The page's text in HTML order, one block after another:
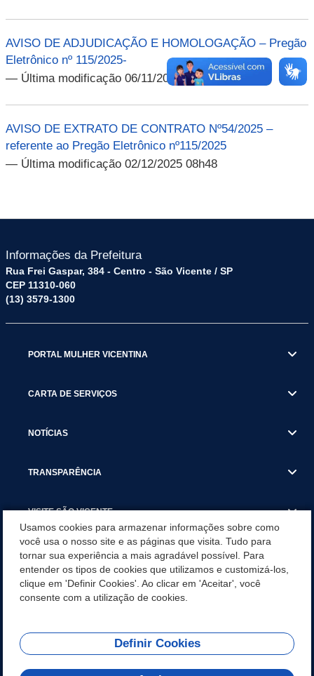
AVISO DE ADJUDICAÇÃO E HOMOLOGAÇÃO – Pregão
Eletrônico nº 115/2025-
— Última modificação 06/11/2025 08h42
AVISO DE EXTRATO DE CONTRATO Nº54/2025 –
referente ao Pregão Eletrônico nº115/2025
— Última modificação 02/12/2025 08h48
Informações da Prefeitura
Rua Frei Gaspar, 384 - Centro - São Vicente / SP
CEP 11310-060
(13) 3579-1300
PORTAL MULHER VICENTINA
CARTA DE SERVIÇOS
NOTÍCIAS
TRANSPARÊNCIA
VISITE SÃO VICENTE
SÃO VICENTE REFORÇA REDE DE PROTEÇÃO ÀS MULHERES
DURANTE O AGOSTO LILÁS COM AÇÕES DE
CONSCIENTIZAÇÃO E ACOLHIMENTO
REDES SOCIAIS
Usamos cookies para armazenar informações sobre como
você usa o nosso site e as páginas que visita. Tudo para
tornar sua experiência a mais agradável possível. Para
entender os tipos de cookies que utilizamos e customizá-los,
clique em 'Definir Cookies'. Ao clicar em 'Aceitar', você
consente com a utilização de cookies.
Definir Cookies
Olá! Como
posso te ajudar?